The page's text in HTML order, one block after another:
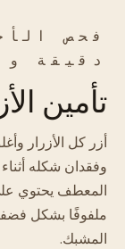
فحص
دقيقة
تأمين
أزر كل الأزرار
وفقدان شكله
المعطف يحتوي
ملفوفًا بشكل
المشبك.